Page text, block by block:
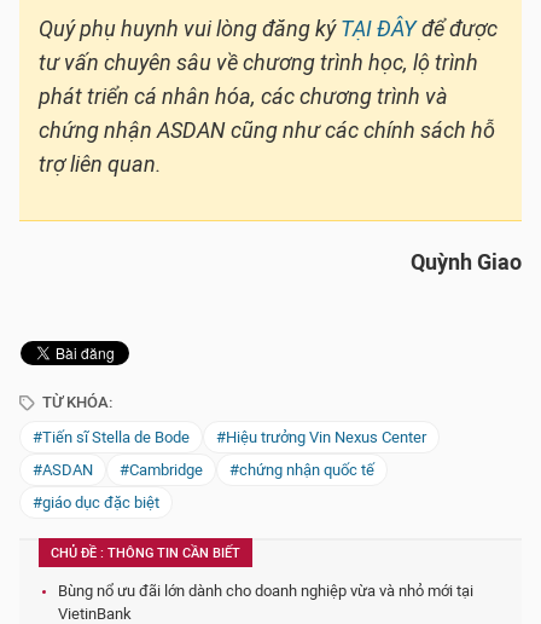
Quý phụ huynh vui lòng đăng kýTẠI ĐÂYđể được
tư vấn chuyên sâu về chương trình học, lộ trình
phát triển cá nhân hóa, các chương trình và
chứng nhận ASDAN cũng như các chính sách hỗ
trợ liên quan.
Quỳnh Giao
TỪ KHÓA:
#Tiến sĩ Stella de Bode
#Hiệu trưởng Vin Nexus Center
#ASDAN
#Cambridge
#chứng nhận quốc tế
#giáo dục đặc biệt
CHỦ ĐỀ : THÔNG TIN CẦN BIẾT
Bùng nổ ưu đãi lớn dành cho doanh nghiệp vừa và nhỏ mới tại
VietinBank